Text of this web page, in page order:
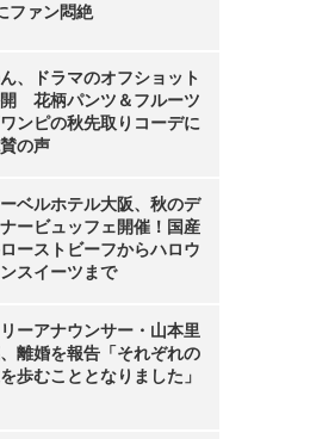
ファン悶絶
、ドラマのオフショット
花柄パンツ＆フルーツ
ンピの秋先取りコーデに
の声
ーベルホテル大阪、秋のデ
ナービュッフェ開催！国産
ーストビーフからハロウ
ンスイーツまで
ーアナウンサー・山本里
離婚を報告「それぞれの
歩むこととなりました」